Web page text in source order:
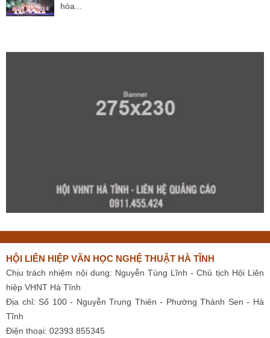
hóa...
HỘI LIÊN HIỆP VĂN HỌC NGHỆ THUẬT HÀ TĨNH
Chịu trách nhiệm nội dung: Nguyễn Tùng Lĩnh - Chủ tịch Hội Liên
hiệp VHNT Hà Tĩnh
Địa chỉ: Số 100 - Nguyễn Trung Thiên - Phường Thành Sen - Hà
Tĩnh
Điện thoại: 02393 855345